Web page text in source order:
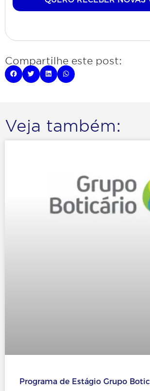
Compartilhe este post:
Veja também:
Programa de Estágio Grupo